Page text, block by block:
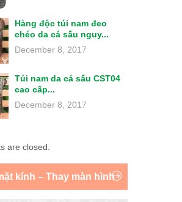
Hàng độc túi nam đeo
chéo da cá sấu nguy...
December 8, 2017
Túi nam da cá sấu CST04
cao cấp...
December 8, 2017
are closed.
kính – Thay màn hình